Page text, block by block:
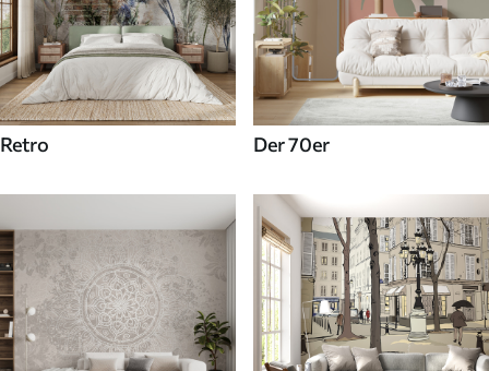
Retro Der 70er